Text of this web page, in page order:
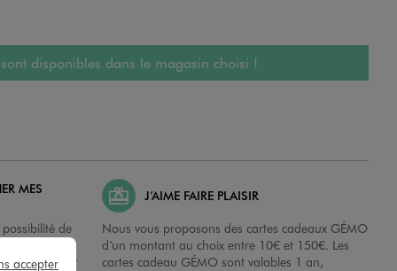
disponibles dans le magasin choisi !
MES
de
sur
J’AIME FAIRE PLAISIR
Nous vous proposons des cartes cadeaux GÉMO
d’un montant au choix entre 10€ et 150€. Les
cartes cadeau GÉMO sont valables 1 an,
accepter